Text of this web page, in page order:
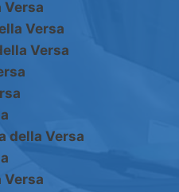
Versa
Versa
Versa
della Versa
Versa